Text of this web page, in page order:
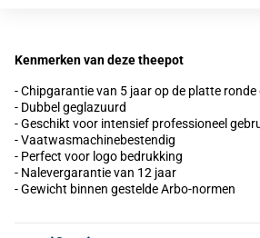
Kenmerken van deze theepot
- Chipgarantie van 5 jaar op de platte ronde
- Dubbel geglazuurd
- Geschikt voor intensief professioneel
- Vaatwasmachinebestendig
- Perfect voor logo bedrukking
- Nalevergarantie van 12 jaar
- Gewicht binnen gestelde Arbo-normen